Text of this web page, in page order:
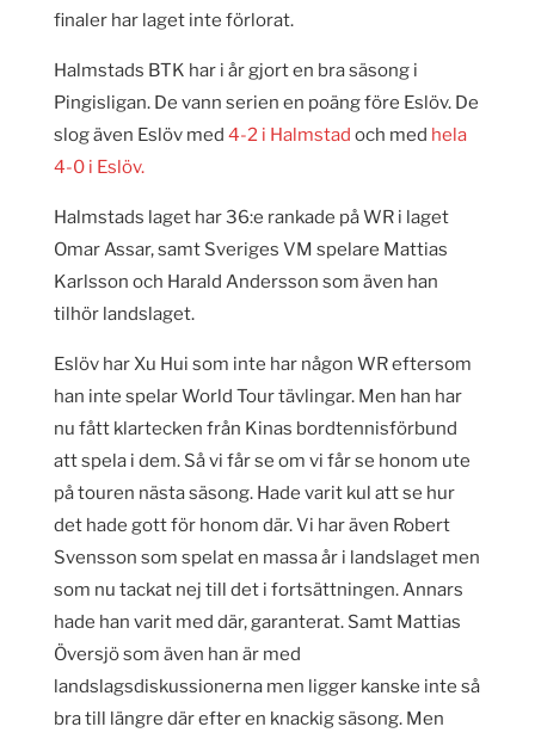
finaler har laget inte förlorat.
Halmstads BTK har i år gjort en bra säsong i
Pingisligan. De vann serien en poäng före Eslöv. De
slog även Eslöv med 4-2 i Halmstad och med hela
4-0 i Eslöv.
Halmstads laget har 36:e rankade på WR i laget
Omar Assar, samt Sveriges VM spelare Mattias
Karlsson och Harald Andersson som även han
tilhör landslaget.
Eslöv har Xu Hui som inte har någon WR eftersom
han inte spelar World Tour tävlingar. Men han har
nu fått klartecken från Kinas bordtennisförbund
att spela i dem. Så vi får se om vi får se honom ute
på touren nästa säsong. Hade varit kul att se hur
det hade gott för honom där. Vi har även Robert
Svensson som spelat en massa år i landslaget men
som nu tackat nej till det i fortsättningen. Annars
hade han varit med där, garanterat. Samt Mattias
Översjö som även han är med
landslagsdiskussionerna men ligger kanske inte så
bra till längre där efter en knackig säsong. Men